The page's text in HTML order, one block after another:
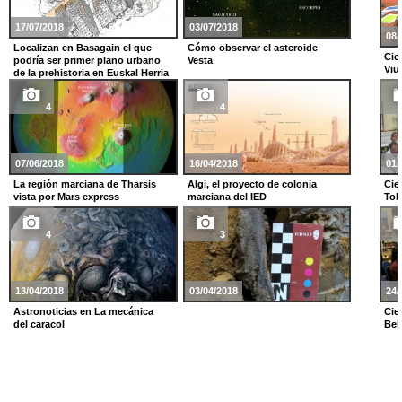
17/07/2018
Localizan en Basagain el que
podría ser primer plano urbano
de la prehistoria en Euskal Herria
03/07/2018
Cómo observar el asteroide
Vesta
4
07/06/2018
La región marciana de Tharsis
vista por Mars express
4
16/04/2018
Algi, el proyecto de colonia
marciana del IED
4
13/04/2018
Astronoticias en La mecánica
del caracol
3
03/04/2018
08/
01/
24/